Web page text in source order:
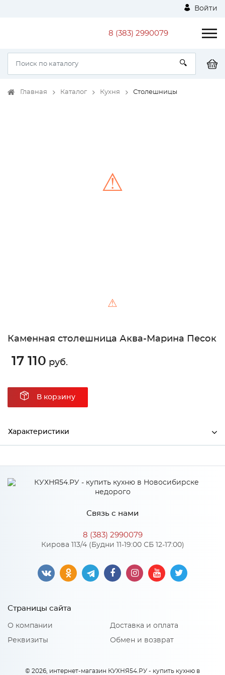
Войти
8 (383) 2990079
Главная Каталог Кухня Столешницы
⚠
⚠
Каменная столешница Аква-Марина Песок
17 110 руб.
В корзину
Характеристики
Связь с нами
8 (383) 2990079
Кирова 113/4 (Будни 11-19:00 СБ 12-17:00)
Страницы сайта
О компании
Реквизиты
Доставка и оплата
Обмен и возврат
© 2026, интернет-магазин КУХНЯ54.РУ - купить кухню в